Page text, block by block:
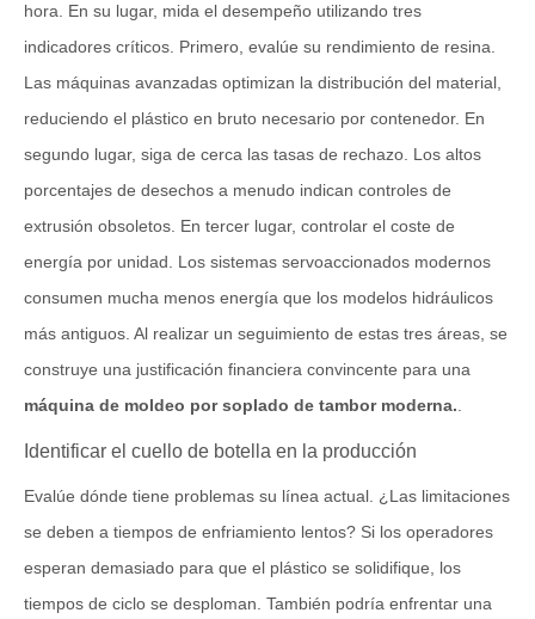
hora. En su lugar, mida el desempeño utilizando tres
indicadores críticos. Primero, evalúe su rendimiento de resina.
Las máquinas avanzadas optimizan la distribución del material,
reduciendo el plástico en bruto necesario por contenedor. En
segundo lugar, siga de cerca las tasas de rechazo. Los altos
porcentajes de desechos a menudo indican controles de
extrusión obsoletos. En tercer lugar, controlar el coste de
energía por unidad. Los sistemas servoaccionados modernos
consumen mucha menos energía que los modelos hidráulicos
más antiguos. Al realizar un seguimiento de estas tres áreas, se
construye una justificación financiera convincente para una
máquina de moldeo por soplado de tambor moderna.
Identificar el cuello de botella en la producción
Evalúe dónde tiene problemas su línea actual. ¿Las limitaciones
se deben a tiempos de enfriamiento lentos? Si los operadores
esperan demasiado para que el plástico se solidifique, los
tiempos de ciclo se desploman. También podría enfrentar una